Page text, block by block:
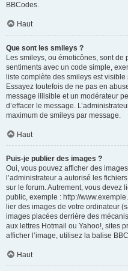
BBCodes.
Haut
Que sont les smileys ?
Les smileys, ou émoticônes, sont
sentiments avec un code simple,
liste complète des smileys est
Essayez toutefois de ne pas en
message illisible et un modérateur
d’effacer le message.
maximum de smileys par message.
Haut
Puis-je publier des images ?
Oui, vous pouvez afficher des
l’administrateur a autorisé les
sur le forum. Autrement, vous devez
public, exemple : http://
lier des images de votre ordinateur
images placées derrière des
aux lettres Hotmail ou Yahoo!, sites
afficher l’image, utilisez la balise
Haut